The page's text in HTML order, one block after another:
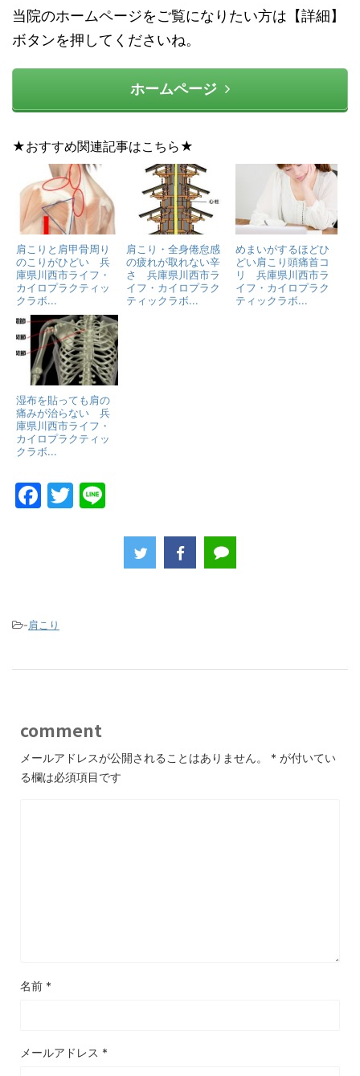
当院のホームページをご覧になりたい方は【詳細】
ボタンを押してくださいね。
ホームページ
★おすすめ関連記事はこちら★
肩こりと肩甲骨周り
のこりがひどい 兵
庫県川西市ライフ・
カイロプラクティッ
クラボ...
肩こり・全身倦怠感
の疲れが取れない辛
さ 兵庫県川西市ラ
イフ・カイロプラク
ティックラボ...
めまいがするほどひ
どい肩こり頭痛首コ
リ 兵庫県川西市ラ
イフ・カイロプラク
ティックラボ...
湿布を貼っても肩の
痛みが治らない 兵
庫県川西市ライフ・
カイロプラクティッ
クラボ...
F
o
k
T
-肩こり
comment
メールアドレスが公開されることはありません。 * が付いてい
る欄は必須項目です
名前 *
メールアドレス *